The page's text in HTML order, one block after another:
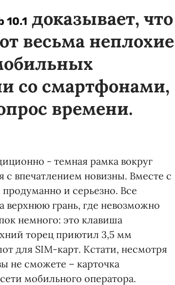
10.1 доказывает, что
весьма неплохие
со смартфонами,
времени.
- темная рамка вокруг
с впечатлением новизны. Вместе с
и серьезно. Все
грань, где невозможно
немного: это клавиша
торец приютил 3,5 мм
для SIM-карт. Кстати, несмотря
не сможете – карточка
мобильного оператора.